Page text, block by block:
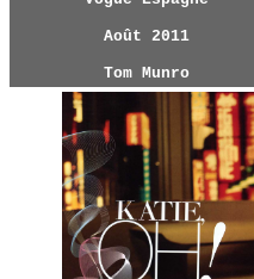
Août 2011
Tom Munro